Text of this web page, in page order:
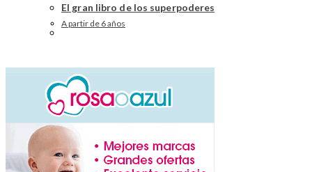
El gran libro de los superpoderes
A partir de 6 años